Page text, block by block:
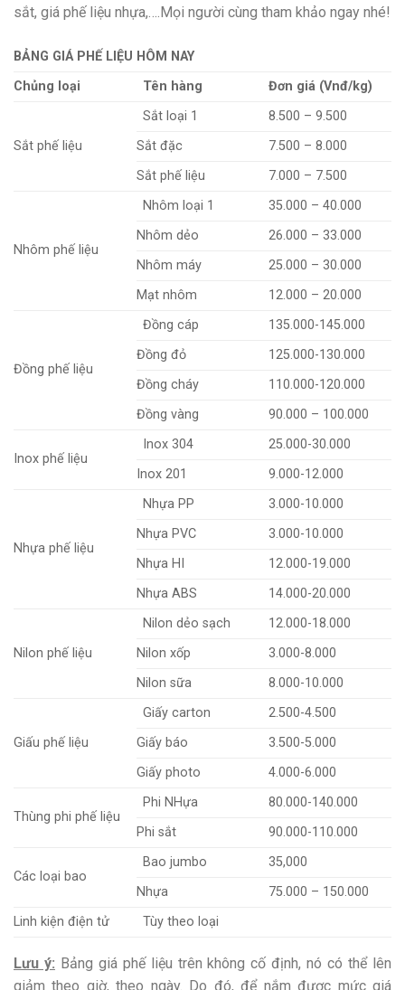
sắt, giá phế liệu nhựa,….Mọi người cùng tham khảo ngay nhé!
BẢNG GIÁ PHẾ LIỆU HÔM NAY
Chủng loại
Tên hàng Đơn giá (Vnđ/kg)
Sắt phế liệu
Sắt loại 1
8.500 – 9.500
Sắt đặc
7.500 – 8.000
Sắt phế liệu
7.000 – 7.500
Nhôm phế liệu
Nhôm loại 1
35.000 – 40.000
Nhôm dẻo
26.000 – 33.000
Nhôm máy
25.000 – 30.000
Mạt nhôm
12.000 – 20.000
Đồng phế liệu
Đồng cáp
135.000-145.000
Đồng đỏ
125.000-130.000
Đồng cháy
110.000-120.000
Đồng vàng
90.000 – 100.000
Inox phế liệu
Inox 304
25.000-30.000
Inox 201
9.000-12.000
Nhựa phế liệu
Nhựa PP
3.000-10.000
Nhựa PVC
3.000-10.000
Nhựa HI
12.000-19.000
Nhựa ABS
14.000-20.000
Nilon phế liệu
Nilon dẻo sạch
12.000-18.000
Nilon xốp
3.000-8.000
Nilon sữa
8.000-10.000
Giấu phế liệu
Giấy carton
2.500-4.500
Giấy báo
3.500-5.000
Giấy photo
4.000-6.000
Thùng phi phế liệu
Phi NHựa
80.000-140.000
Phi sắt
90.000-110.000
Các loại bao
Bao jumbo
35,000
Nhựa
75.000 – 150.000
Linh kiện điện tử
Tùy theo loại
Lưu ý: Bảng giá phế liệu trên không cố định, nó có thể lên
giảm theo giờ, theo ngày. Do đó, để nắm được mức giá